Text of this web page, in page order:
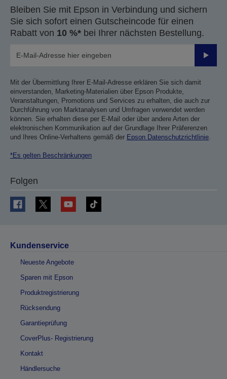
Bleiben Sie mit Epson in Verbindung und sichern
Sie sich sofort einen Gutscheincode für einen
Rabatt von 10 %* bei Ihrer nächsten Bestellung.
Mit der Übermittlung Ihrer E-Mail-Adresse erklären Sie sich damit
einverstanden, Marketing-Materialien über Epson Produkte,
Veranstaltungen, Promotions und Services zu erhalten, die auch zur
Durchführung von Marktanalysen und Umfragen verwendet werden
können. Sie erhalten diese per E-Mail oder über andere Arten der
elektronischen Kommunikation auf der Grundlage Ihrer Präferenzen
und Ihres Online-Verhaltens gemäß der Epson Datenschutzrichtlinie
*Es gelten Beschränkungen
Folgen
Kundenservice
Neueste Angebote
Sparen mit Epson
Produktregistrierung
Rücksendung
Garantieprüfung
CoverPlus- Registrierung
Kontakt
Händlersuche